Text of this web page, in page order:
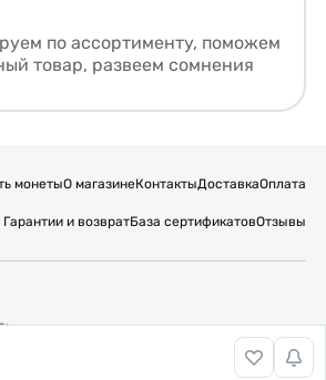
по ассортименту, поможем
товар, развеем сомнения
монетыО магазинеКонтактыДоставкаОплата
Гарантии и возвратБаза сертификатовОтзывы